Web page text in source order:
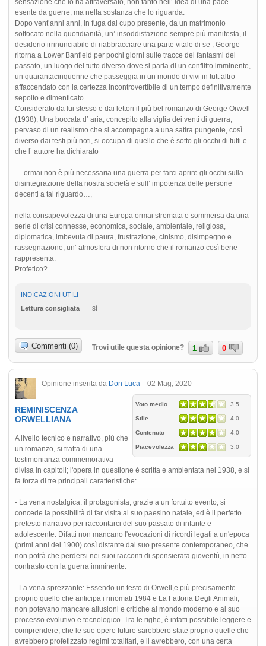
sensazione che lo ha attraversato, non tanto nell’ idea di una pace
esente da guerre, ma nella sostanza che lo riguarda.
Dopo vent’anni anni, in fuga dal cupo presente, da un matrimonio
soffocato nella quotidianità, un’ insoddisfazione sempre più manifesta, il
desiderio irrinunciabile di riabbracciare una parte vitale di se’, George
ritorna a Lower Banfield per pochi giorni sulle tracce dei fantasmi del
passato, un luogo del tutto diverso dove si parla di un conflitto imminente,
un quarantacinquenne che passeggia in un mondo di vivi in tutt’altro
affaccendato con la certezza incontrovertibile di un tempo definitivamente
sepolto e dimenticato.
Considerato da lui stesso e dai lettori il più bel romanzo di George Orwell
(1938), Una boccata d’ aria, concepito alla viglia dei venti di guerra,
pervaso di un realismo che si accompagna a una satira pungente, così
diverso dai testi più noti, si occupa di quello che è sotto gli occhi di tutti e
che l’ autore ha dichiarato
… ormai non è più necessaria una guerra per farci aprire gli occhi sulla
disintegrazione della nostra società e sull’ impotenza delle persone
decenti a tal riguardo…,
nella consapevolezza di una Europa ormai stremata e sommersa da una
serie di crisi connesse, economica, sociale, ambientale, religiosa,
diplomatica, imbevuta di paura, frustrazione, cinismo, disimpegno e
rassegnazione, un’ atmosfera di non ritorno che il romanzo così bene
rappresenta.
Profetico?
INDICAZIONI UTILI
Lettura consigliata
sì
Commenti (0) Trovi utile questa opinione? 1 0
Opinione inserita da Don Luca 02 Mag, 2020
Voto medio 3.5
Stile 4.0
Contenuto 4.0
Piacevolezza 3.0
REMINISCENZA
ORWELLIANA
A livello tecnico e narrativo, più che
un romanzo, si tratta di una
testimonianza commemorativa
divisa in capitoli; l'opera in questione è scritta e ambientata nel 1938, e si
fa forza di tre principali caratteristiche:
- La vena nostalgica: il protagonista, grazie a un fortuito evento, si
concede la possibilità di far visita al suo paesino natale, ed è il perfetto
pretesto narrativo per raccontarci del suo passato di infante e
adolescente. Difatti non mancano l'evocazioni di ricordi legati a un'epoca
(primi anni del 1900) così distante dal suo presente contemporaneo, che
non potrà che perdersi nei suoi racconti di spensierata gioventù, in netto
contrasto con la guerra imminente.
- La vena sprezzante: Essendo un testo di Orwell,e più precisamente
proprio quello che anticipa i rinomati 1984 e La Fattoria Degli Animali,
non potevano mancare allusioni e critiche al mondo moderno e al suo
processo evolutivo e tecnologico. Tra le righe, è infatti possibile leggere e
comprendere, che le sue opere future sarebbero state proprio quelle che
avrebbero profetizzato regimi totalitari, e li avrebbero, con una certa